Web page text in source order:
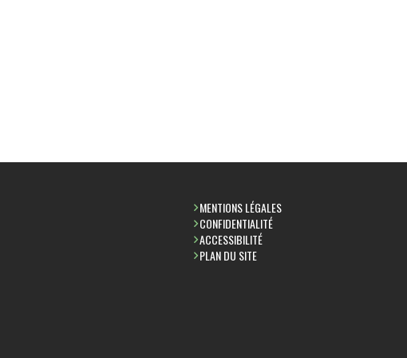
MENTIONS LÉGALES
CONFIDENTIALITÉ
ACCESSIBILITÉ
PLAN DU SITE